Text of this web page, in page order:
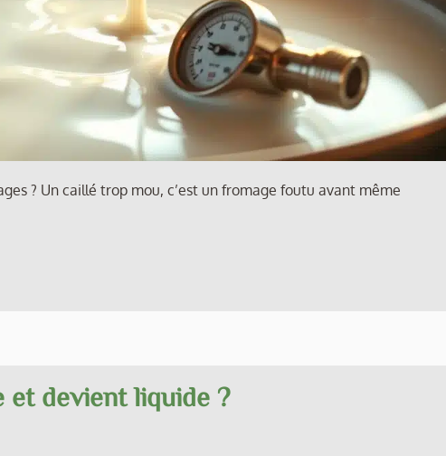
? Un caillé trop mou, c’est un fromage foutu avant même
et devient liquide ?